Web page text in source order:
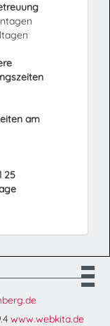
am
25
www.webkita.de